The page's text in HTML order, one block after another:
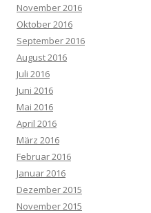
November 2016
Oktober 2016
September 2016
August 2016
Juli 2016
Juni 2016
Mai 2016
April 2016
März 2016
Februar 2016
Januar 2016
Dezember 2015
November 2015